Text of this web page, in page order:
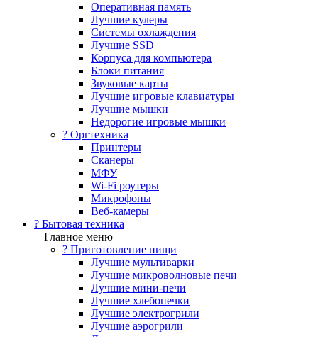
Оперативная память
Лучшие кулеры
Системы охлаждения
Лучшие SSD
Корпуса для компьютера
Блоки питания
Звуковые карты
Лучшие игровые клавиатуры
Лучшие мышки
Недорогие игровые мышки
?️ Оргтехника
Принтеры
Сканеры
МФУ
Wi-Fi роутеры
Микрофоны
Веб-камеры
? Бытовая техника
Главное меню
? Приготовление пищи
Лучшие мультиварки
Лучшие микроволновые печи
Лучшие мини-печи
Лучшие хлебопечки
Лучшие электрогрили
Лучшие аэрогрили